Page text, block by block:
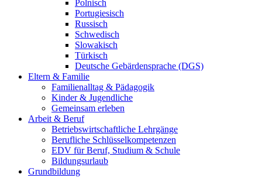
Polnisch
Portugiesisch
Russisch
Schwedisch
Slowakisch
Türkisch
Deutsche Gebärdensprache (DGS)
Eltern & Familie
Familienalltag & Pädagogik
Kinder & Jugendliche
Gemeinsam erleben
Arbeit & Beruf
Betriebswirtschaftliche Lehrgänge
Berufliche Schlüsselkompetenzen
EDV für Beruf, Studium & Schule
Bildungsurlaub
Grundbildung